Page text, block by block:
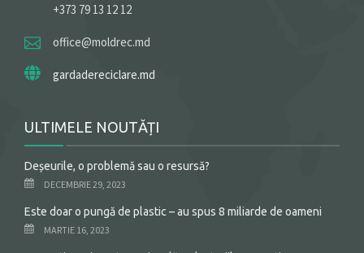
+373 79 13 12 12
office@moldrec.md
gardadereciclare.md
ULTIMELE NOUTĂȚI
Deșeurile, o problemă sau o resursă?
DECEMBRIE 29, 2023
Este doar o pungă de plastic – au spus 8 miliarde de oameni
MARTIE 16, 2023